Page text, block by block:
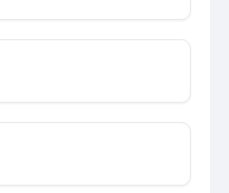
هل يمكنني